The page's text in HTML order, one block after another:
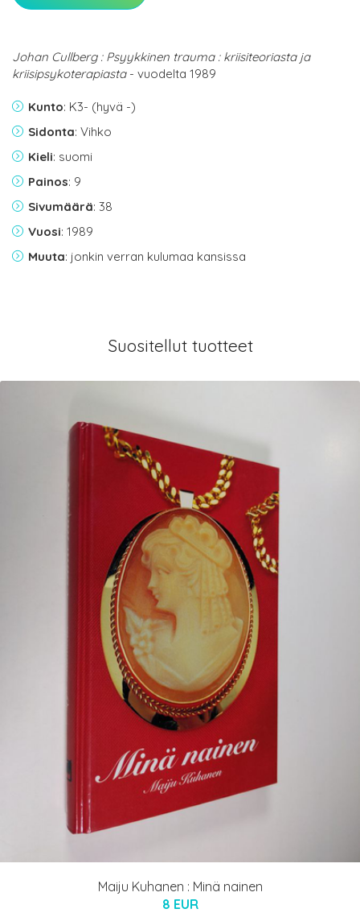
Johan Cullberg : Psyykkinen trauma : kriisiteoriasta ja
kriisipsykoterapiasta- vuodelta 1989
Kunto: K3- (hyvä -)
Sidonta: Vihko
Kieli: suomi
Painos: 9
Sivumäärä: 38
Vuosi: 1989
Muuta: jonkin verran kulumaa kansissa
Suositellut tuotteet
Maiju Kuhanen : Minä nainen
8 EUR